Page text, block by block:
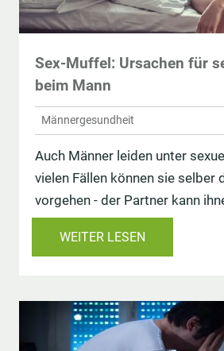
Sex-Muffel: Ursachen für
beim Mann
Männergesundheit
Auch Männer leiden unter
vielen Fällen können sie selber
vorgehen - der Partner kann
WEITER LESEN